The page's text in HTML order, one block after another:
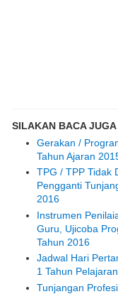
SILAKAN BACA JUGA
Gerakan /
Tahun Ajaran
TPG / TPP Tidak
Pengganti
2016
Instrumen
Guru, Ujicoba
Tahun 2016
Jadwal Hari
1 Tahun
Tunjangan